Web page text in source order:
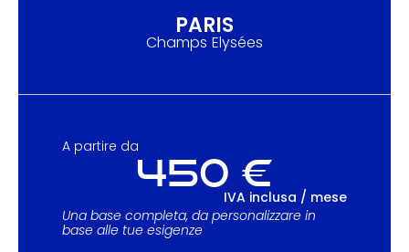
PARIS
Champs Elysées
A partire da
450 €
IVA inclusa / mese
Una base completa, da personalizzare in
base alle tue esigenze